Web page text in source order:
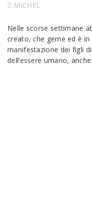
MICHEL
Nelle scorse settimane
creato, che geme ed è
manifestazione dei figli
dell’essere umano,